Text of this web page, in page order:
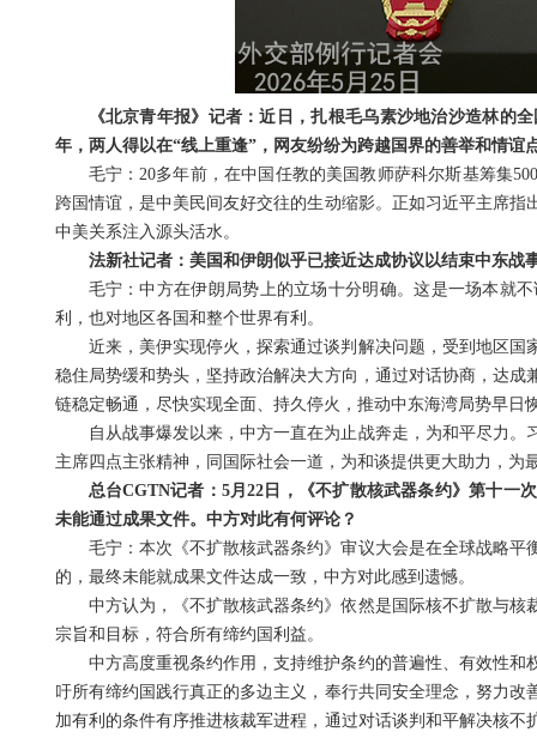
《北京青年报》记者：近日，扎根毛乌素沙地治沙造林的
年，两人得以在“线上重逢”，网友纷纷为跨越国界的善举和情谊
毛宁：20多年前，在中国任教的美国教师萨科尔斯基筹集
跨国情谊，是中美民间友好交往的生动缩影。正如习近平主席
中美关系注入源头活水。
法新社记者：美国和伊朗似乎已接近达成协议以结束中东
毛宁：中方在伊朗局势上的立场十分明确。这是一场本就
利，也对地区各国和整个世界有利。
近来，美伊实现停火，探索通过谈判解决问题，受到地区
稳住局势缓和势头，坚持政治解决大方向，通过对话协商，达
链稳定畅通，尽快实现全面、持久停火，推动中东海湾局势早日
自从战事爆发以来，中方一直在为止战奔走，为和平尽力
主席四点主张精神，同国际社会一道，为和谈提供更大助力，为
总台CGTN记者：5月22日，《不扩散核武器条约》第十一
未能通过成果文件。中方对此有何评论？
毛宁：本次《不扩散核武器条约》审议大会是在全球战略
的，最终未能就成果文件达成一致，中方对此感到遗憾。
中方认为，《不扩散核武器条约》依然是国际核不扩散与
宗旨和目标，符合所有缔约国利益。
中方高度重视条约作用，支持维护条约的普遍性、有效性
吁所有缔约国践行真正的多边主义，奉行共同安全理念，努力
加有利的条件有序推进核裁军进程，通过对话谈判和平解决核